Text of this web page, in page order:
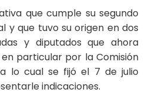
que cumple su segundo
y que tuvo su origen en dos
y diputados que ahora
particular por la Comisión
lo cual se fijó el 7 de julio
indicaciones.